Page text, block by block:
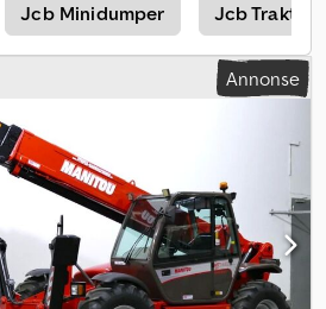
Jcb Minidumper Jcb
Annonse